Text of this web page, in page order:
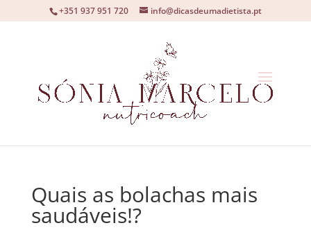
+351 937 951 720 info@dicasdeumadietista.pt
Quais as bolachas mais
saudáveis!?